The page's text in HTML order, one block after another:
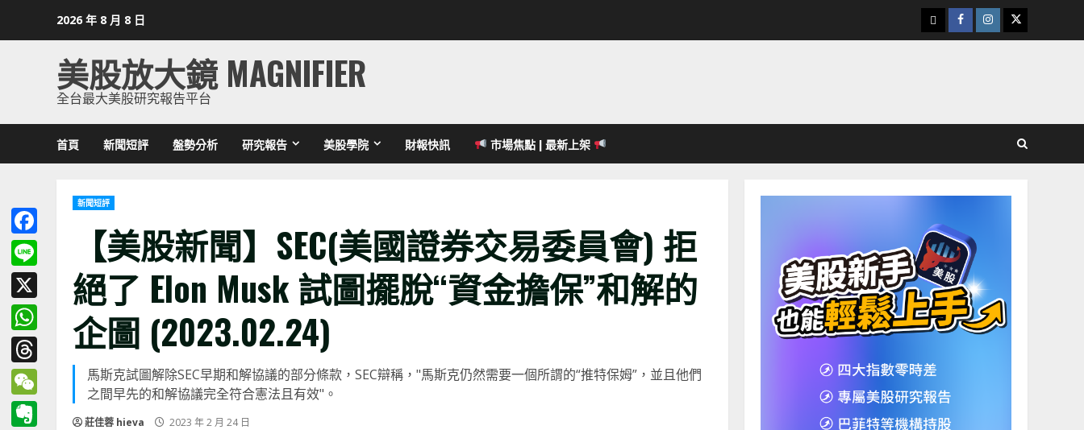
2026 年 8 月 8 日
下
載
Facebook
Instagram
Twitter
美股放大鏡 MAGNIFIER
全台最大美股研究報告平台
首頁 新聞短評 盤勢分析 研究報告 美股學院 財報快訊 市場焦點 | 最新上架
新聞短評
【美股新聞】SEC(美國證券交易委員會) 拒
絕了 Elon Musk 試圖擺脫“資金擔保”和解的
企圖 (2023.02.24)
馬斯克試圖解除SEC早期和解協議的部分條款，SEC辯稱，"馬斯克仍然需要一個所謂的“推特保姆”，並且他們
之間早先的和解協議完全符合憲法且有效"。
莊佳蓉 hieva 2023 年 2 月 24 日
Facebook
Line
X
WhatsApp
Threads
WeChat